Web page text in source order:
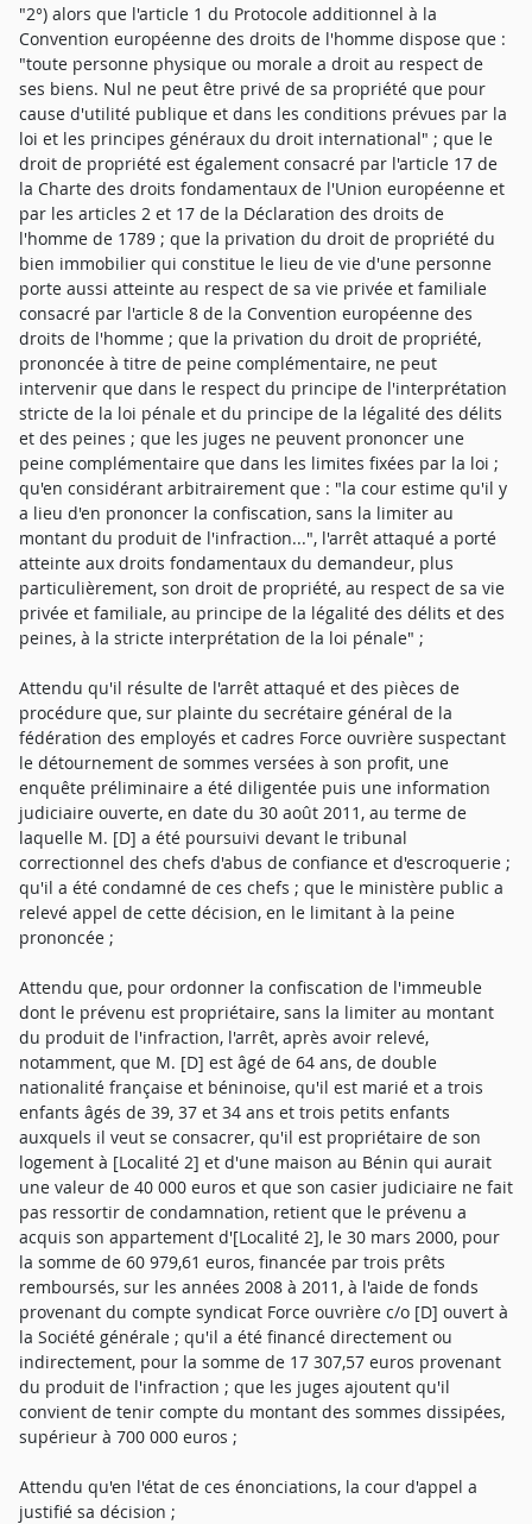
"2°) alors que l'article 1 du Protocole additionnel à la
Convention européenne des droits de l'homme dispose que :
"toute personne physique ou morale a droit au respect de
ses biens. Nul ne peut être privé de sa propriété que pour
cause d'utilité publique et dans les conditions prévues par la
loi et les principes généraux du droit international" ; que le
droit de propriété est également consacré par l'article 17 de
la Charte des droits fondamentaux de l'Union européenne et
par les articles 2 et 17 de la Déclaration des droits de
l'homme de 1789 ; que la privation du droit de propriété du
bien immobilier qui constitue le lieu de vie d'une personne
porte aussi atteinte au respect de sa vie privée et familiale
consacré par l'article 8 de la Convention européenne des
droits de l'homme ; que la privation du droit de propriété,
prononcée à titre de peine complémentaire, ne peut
intervenir que dans le respect du principe de l'interprétation
stricte de la loi pénale et du principe de la légalité des délits
et des peines ; que les juges ne peuvent prononcer une
peine complémentaire que dans les limites fixées par la loi ;
qu'en considérant arbitrairement que : "la cour estime qu'il y
a lieu d'en prononcer la confiscation, sans la limiter au
montant du produit de l'infraction...", l'arrêt attaqué a porté
atteinte aux droits fondamentaux du demandeur, plus
particulièrement, son droit de propriété, au respect de sa vie
privée et familiale, au principe de la légalité des délits et des
peines, à la stricte interprétation de la loi pénale" ;
Attendu qu'il résulte de l'arrêt attaqué et des pièces de
procédure que, sur plainte du secrétaire général de la
fédération des employés et cadres Force ouvrière suspectant
le détournement de sommes versées à son profit, une
enquête préliminaire a été diligentée puis une information
judiciaire ouverte, en date du 30 août 2011, au terme de
laquelle M. [D] a été poursuivi devant le tribunal
correctionnel des chefs d'abus de confiance et d'escroquerie ;
qu'il a été condamné de ces chefs ; que le ministère public a
relevé appel de cette décision, en le limitant à la peine
prononcée ;
Attendu que, pour ordonner la confiscation de l'immeuble
dont le prévenu est propriétaire, sans la limiter au montant
du produit de l'infraction, l'arrêt, après avoir relevé,
notamment, que M. [D] est âgé de 64 ans, de double
nationalité française et béninoise, qu'il est marié et a trois
enfants âgés de 39, 37 et 34 ans et trois petits enfants
auxquels il veut se consacrer, qu'il est propriétaire de son
logement à [Localité 2] et d'une maison au Bénin qui aurait
une valeur de 40 000 euros et que son casier judiciaire ne fait
pas ressortir de condamnation, retient que le prévenu a
acquis son appartement d'[Localité 2], le 30 mars 2000, pour
la somme de 60 979,61 euros, financée par trois prêts
remboursés, sur les années 2008 à 2011, à l'aide de fonds
provenant du compte syndicat Force ouvrière c/o [D] ouvert à
la Société générale ; qu'il a été financé directement ou
indirectement, pour la somme de 17 307,57 euros provenant
du produit de l'infraction ; que les juges ajoutent qu'il
convient de tenir compte du montant des sommes dissipées,
supérieur à 700 000 euros ;
Attendu qu'en l'état de ces énonciations, la cour d'appel a
justifié sa décision ;